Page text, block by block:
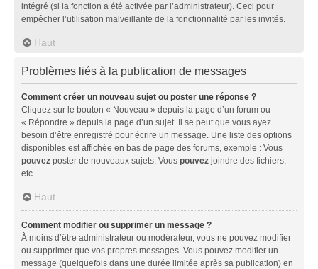
intégré (si la fonction a été activée par l’administrateur). Ceci pour
empêcher l’utilisation malveillante de la fonctionnalité par les invités.
Haut
Problèmes liés à la publication de messages
Comment créer un nouveau sujet ou poster une réponse ?
Cliquez sur le bouton « Nouveau » depuis la page d’un forum ou
« Répondre » depuis la page d’un sujet. Il se peut que vous ayez
besoin d’être enregistré pour écrire un message. Une liste des options
disponibles est affichée en bas de page des forums, exemple : Vous
pouvez poster de nouveaux sujets, Vous pouvez joindre des fichiers,
etc.
Haut
Comment modifier ou supprimer un message ?
À moins d’être administrateur ou modérateur, vous ne pouvez modifier
ou supprimer que vos propres messages. Vous pouvez modifier un
message (quelquefois dans une durée limitée après sa publication) en